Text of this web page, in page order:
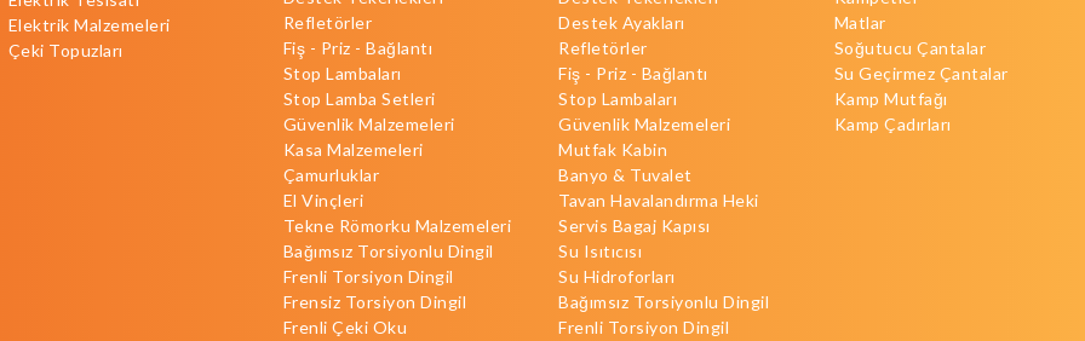
Elektrik Malzemeleri
Çeki Topuzları
Refletörler
Fiş - Priz - Bağlantı
Stop Lambaları
Stop Lamba Setleri
Güvenlik Malzemeleri
Kasa Malzemeleri
Çamurluklar
El Vinçleri
Tekne Römorku Malzemeleri
Bağımsız Torsiyonlu Dingil
Frenli Torsiyon Dingil
Frensiz Torsiyon Dingil
Frenli Çeki Oku
Destek Ayakları
Refletörler
Fiş - Priz - Bağlantı
Stop Lambaları
Güvenlik Malzemeleri
Mutfak Kabin
Banyo & Tuvalet
Tavan Havalandırma Heki
Servis Bagaj Kapısı
Su Isıtıcısı
Su Hidroforları
Bağımsız Torsiyonlu Dingil
Frenli Torsiyon Dingil
Matlar
Soğutucu Çantalar
Su Geçirmez Çantalar
Kamp Mutfağı
Kamp Çadırları